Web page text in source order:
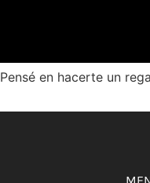
Pensé en hacerte un